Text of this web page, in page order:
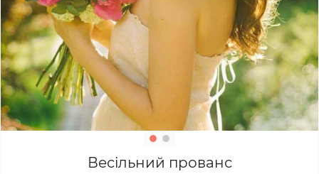
Весільний прованс